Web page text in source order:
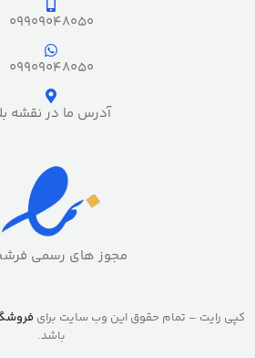
09909048050
09909048050
آدرس ما در نقشه
مجوز های رسمی
کپی رایت – تمام حقوق این وب سایت برای
باشد.